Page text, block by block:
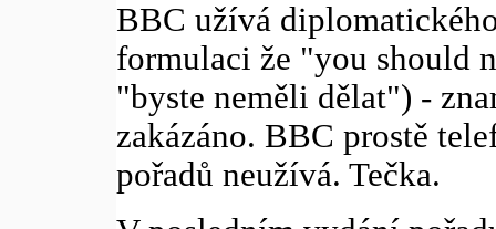
BBC užívá
formulaci že "you should
"byste neměli dělat") -
zakázáno. BBC prostě
pořadů neužívá. Tečka.